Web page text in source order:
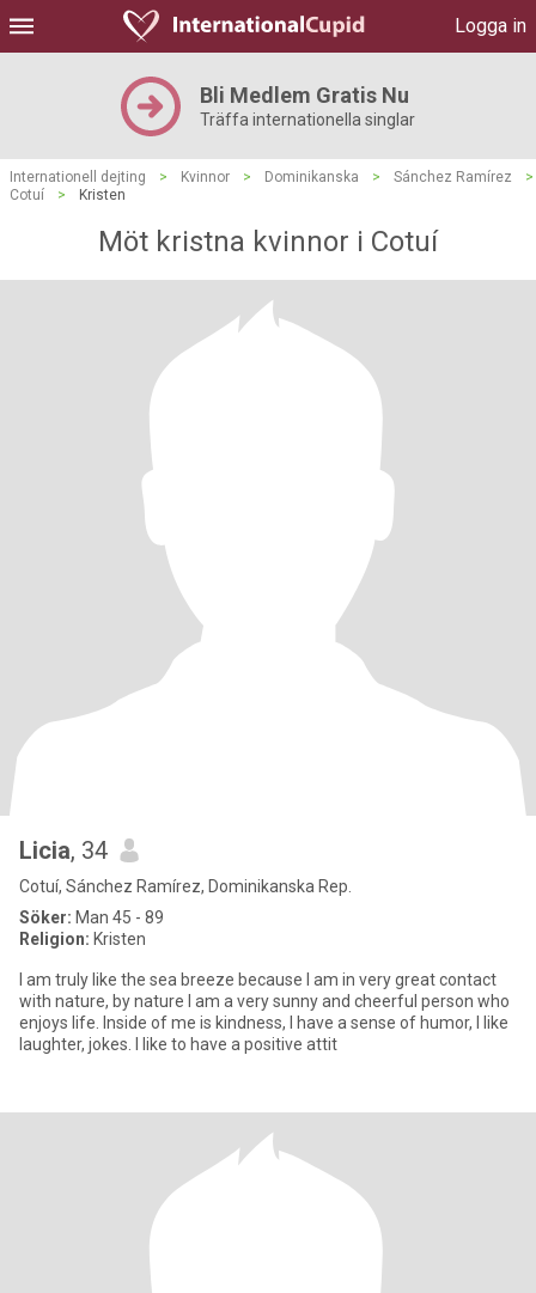
Logga in
Bli Medlem Gratis Nu
Träffa internationella singlar
Internationell dejting > Kvinnor > Dominikanska > Sánchez Ramírez
>
Cotuí
> Kristen
Möt kristna kvinnor i Cotuí
Licia, 34
Cotuí, Sánchez Ramírez, Dominikanska Rep.
Söker: Man 45 - 89
Religion: Kristen
I am truly like the sea breeze because I am in very great contact
with nature, by nature I am a very sunny and cheerful person who
enjoys life. Inside of me is kindness, I have a sense of humor, I like
laughter, jokes. I like to have a positive attit